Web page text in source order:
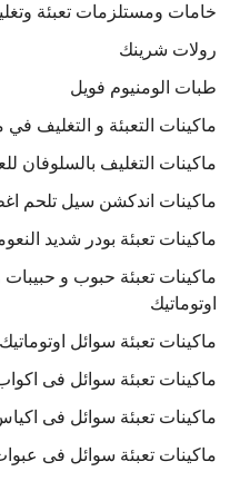
خامات ومستلزمات تعبئة
رولات شرينك
طبات الومنيوم فويل
ماكينات التعبئة و التغليف
ماكينات التغليف بالسلوفان للعلب
ماكينات اندكشن سيل تلحم
ماكينات تعبئة بودر شديد
ماكينات تعبئة حبوب و
اوتوماتيك
ماكينات تعبئة سوائل اوتوماتيك
ماكينات تعبئة سوائل فى
ماكينات تعبئة سوائل فى
ماكينات تعبئة سوائل فى